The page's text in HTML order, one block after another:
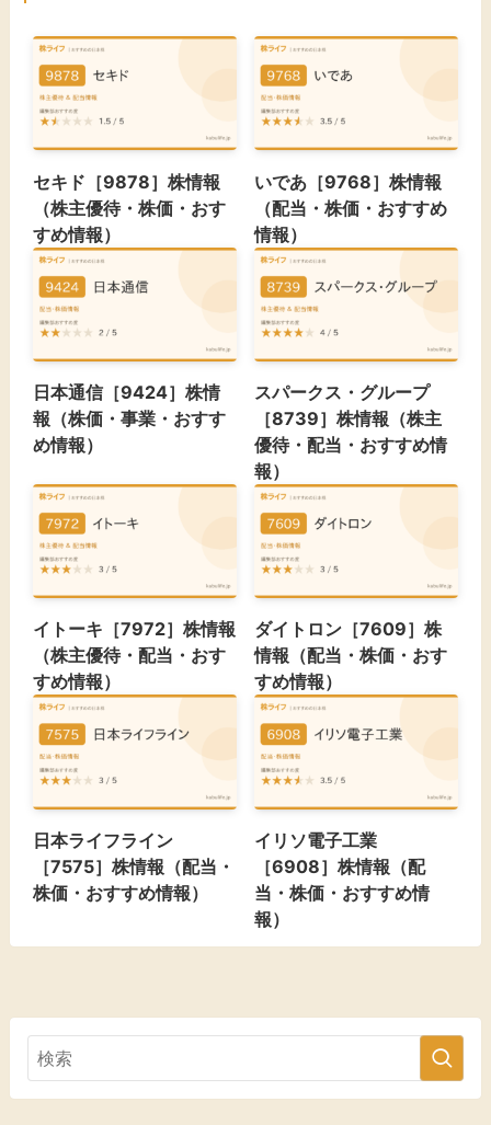
セキド［9878］株情報
（株主優待・株価・おす
すめ情報）
いであ［9768］株情報
（配当・株価・おすすめ
情報）
日本通信［9424］株情
報（株価・事業・おすす
め情報）
スパークス・グループ
［8739］株情報（株主
優待・配当・おすすめ情
報）
イトーキ［7972］株情報
（株主優待・配当・おす
すめ情報）
ダイトロン［7609］株
情報（配当・株価・おす
すめ情報）
日本ライフライン
［7575］株情報（配当・
株価・おすすめ情報）
イリソ電子工業
［6908］株情報（配
当・株価・おすすめ情
報）